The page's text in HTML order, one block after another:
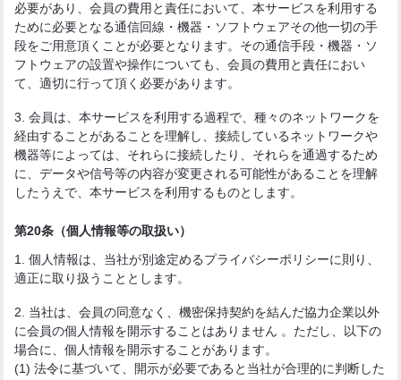
必要があり、会員の費用と責任において、本サービスを利用する
ために必要となる通信回線・機器・ソフトウェアその他一切の手
段をご用意頂くことが必要となります。その通信手段・機器・ソ
フトウェアの設置や操作についても、会員の費用と責任におい
て、適切に行って頂く必要があります。
3. 会員は、本サービスを利用する過程で、種々のネットワークを
経由することがあることを理解し、接続しているネットワークや
機器等によっては、それらに接続したり、それらを通過するため
に、データや信号等の内容が変更される可能性があることを理解
したうえで、本サービスを利用するものとします。
第20条（個人情報等の取扱い）
1. 個人情報は、当社が別途定めるプライバシーポリシーに則り、
適正に取り扱うこととします。
2. 当社は、会員の同意なく、機密保持契約を結んだ協力企業以外
に会員の個人情報を開示することはありません 。ただし、以下の
場合に、個人情報を開示することがあります。
(1) 法令に基づいて、開示が必要であると当社が合理的に判断した